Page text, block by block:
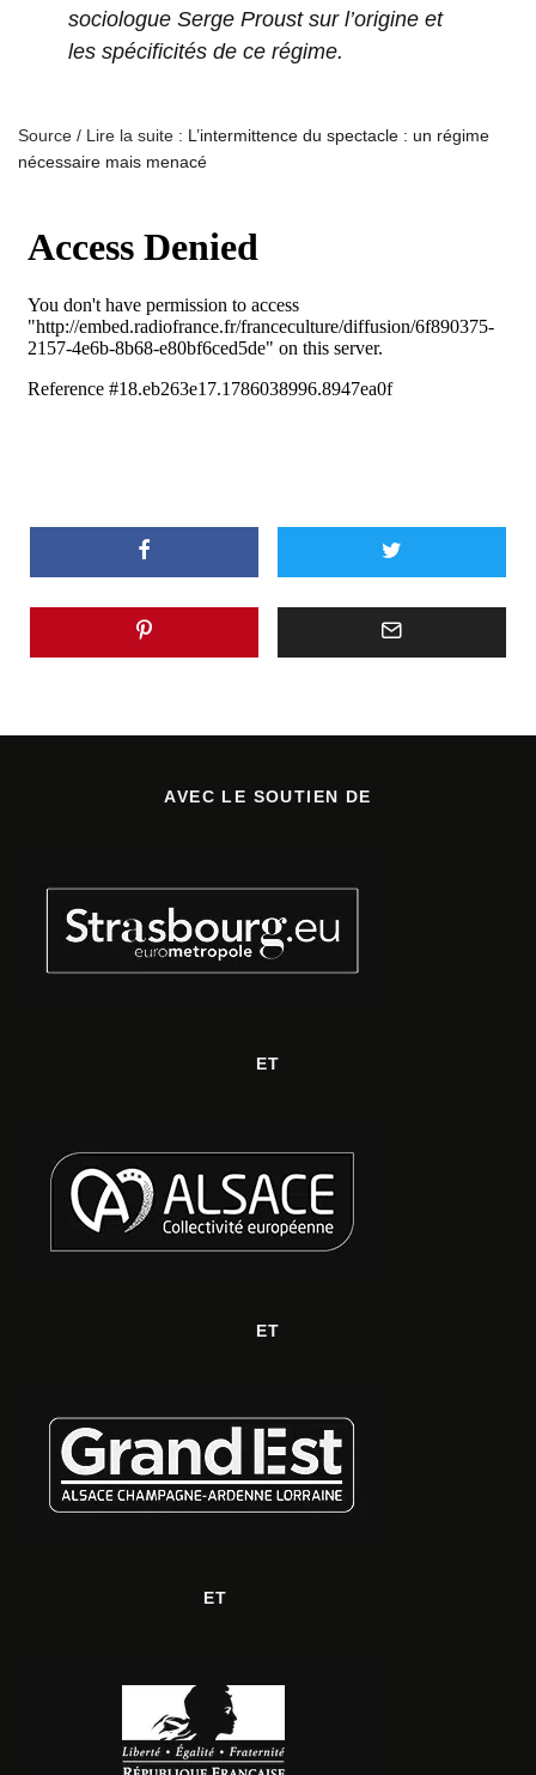
sociologue Serge Proust sur l’origine et
les spécificités de ce régime.
Source / Lire la suite : L’intermittence du spectacle : un régime
nécessaire mais menacé
AVEC LE SOUTIEN DE
ET
ET
ET